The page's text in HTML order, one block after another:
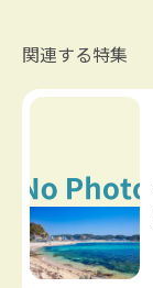
関連する特集